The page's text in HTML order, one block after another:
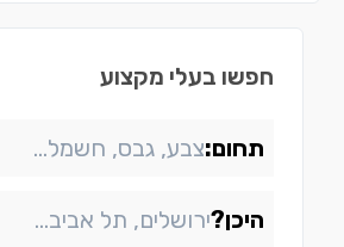
חפשו בעלי מקצוע
תחום:
היכן?